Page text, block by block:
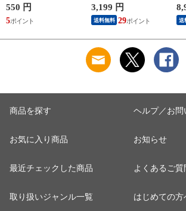
550 円
5
iPhone Android
Nintendo Switch スイ
ッチ対応 AMD39027
3,199 円
送料無料 29
ま
精
品
送
商品を探す
お気に入り商品
最近チェックした商品
取り扱いジャンル一覧
ヘルプ／お問
お知らせ
よくあるご質
はじめての方